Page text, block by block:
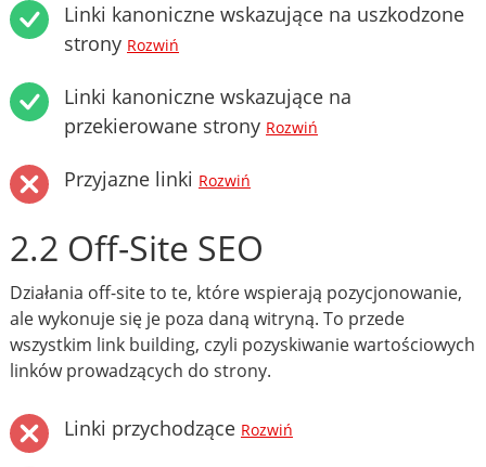
Linki kanoniczne wskazujące na uszkodzone
strony Rozwiń
Linki kanoniczne wskazujące na
przekierowane strony Rozwiń
Przyjazne linki Rozwiń
2.2 Off-Site SEO
Działania off-site to te, które wspierają pozycjonowanie,
ale wykonuje się je poza daną witryną. To przede
wszystkim link building, czyli pozyskiwanie wartościowych
linków prowadzących do strony.
Linki przychodzące Rozwiń